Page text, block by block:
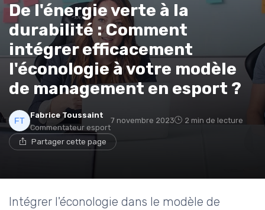
De l'énergie verte à la
durabilité : Comment
intégrer efficacement
l'éconologie à votre modèle
de management en esport ?
Fabrice Toussaint
Commentateur esport
7 novembre 2023 2 min de lecture
Partager cette page
Intégrer l'éconologie dans le modèle de